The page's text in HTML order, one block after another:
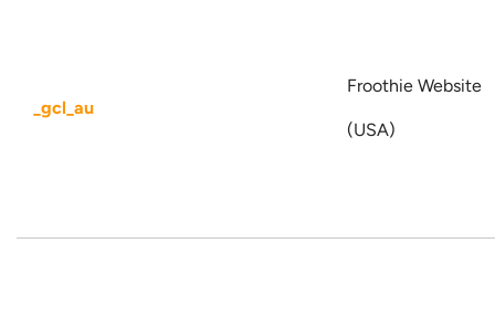
_gcl_au
Froothie Website
(USA)